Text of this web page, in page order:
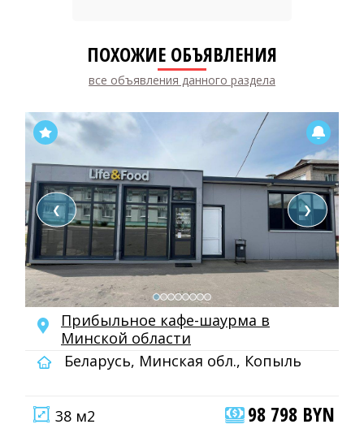
ПОХОЖИЕ ОБЪЯВЛЕНИЯ
все объявления данного раздела
❮ ❯
Прибыльное кафе-шаурма в
Минской области
Беларусь, Минская обл., Копыль
38 м2 98 798 BYN